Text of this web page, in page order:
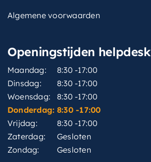
Algemene voorwaarden
Openingstijden helpdesk
Maandag:
8:30 -17:00
Dinsdag:
8:30 -17:00
Woensdag:
8:30 -17:00
Donderdag: 8:30 -17:00
Vrijdag:
8:30 -17:00
Zaterdag:
Gesloten
Zondag:
Gesloten